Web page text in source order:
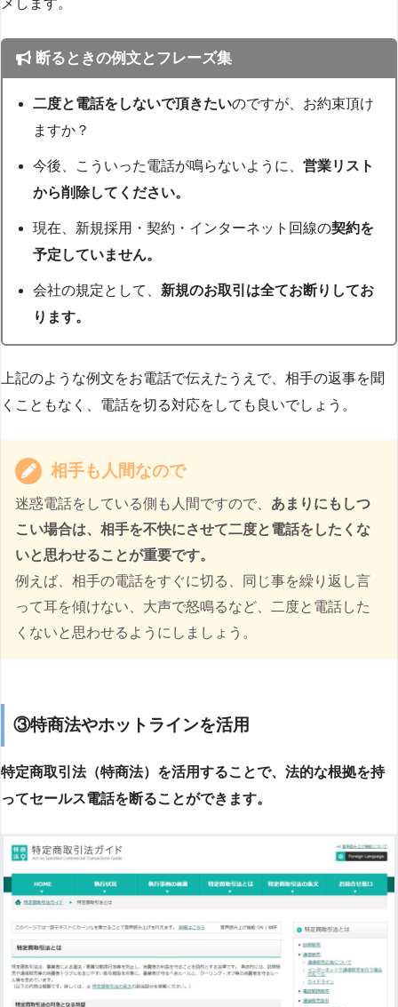
断るときの例文とフレーズ集
二度と電話をしないで頂きたいのですが、お約束頂け
ますか？
今後、こういった電話が鳴らないように、営業リスト
から削除してください。
現在、新規採用・契約・インターネット回線の契約を
予定していません。
会社の規定として、 新規のお取引は全てお断りしてお
ります。
上記のような例文をお電話で伝えたうえで、相手の返事を聞
くこともなく、電話を切る対応をしても良いでしょう。
相手も人間なので
迷惑電話をしている側も人間ですので、 あまりにもしつ
こい場合は、相手を不快にさせて二度と電話をしたくな
いと思わせることが重要です。
例えば、相手の電話をすぐに切る、同じ事を繰り返し言
って耳を傾けない、大声で怒鳴るなど、二度と電話した
くないと思わせるようにしましょう。
③特商法やホットラインを活用
特定商取引法（特商法）を活用することで、法的な根拠を持
ってセールス電話を断ることができます。